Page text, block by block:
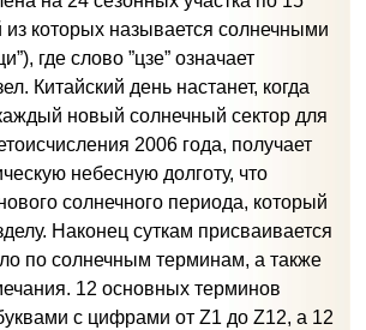
из которых называется солнечными
где слово ”цзе” означает
Китайский день настанет, когда
новый солнечный сектор для
2006 года, получает
небесную долготу, что
солнечного периода, который
Наконец суткам присваивается
по солнечным терминам, а также
12 основных терминов
с цифрами от Z1 до Z12, а 12